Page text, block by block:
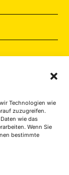
Technologien wie
zuzugreifen.
wie das
Wenn Sie
bestimmte